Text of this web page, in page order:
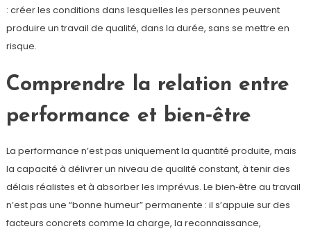
: créer les conditions dans lesquelles les personnes peuvent
produire un travail de qualité, dans la durée, sans se mettre en
risque.
Comprendre la relation entre
performance et bien‑être
La performance n’est pas uniquement la quantité produite, mais
la capacité à délivrer un niveau de qualité constant, à tenir des
délais réalistes et à absorber les imprévus. Le bien‑être au travail
n’est pas une “bonne humeur” permanente : il s’appuie sur des
facteurs concrets comme la charge, la reconnaissance,